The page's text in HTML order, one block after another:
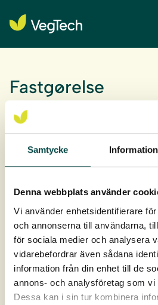
Samtycke Information
Denna webbplats använder
Vi använder enhetsidentifierare
och annonserna till användarna,
för sociala medier och analysera
vidarebefordrar även sådana
information från din enhet till de
annons- och analysföretag som vi
Dessa kan i sin tur kombinera
Fastgørelse
Fastgørelse bruges til GardLiner
stabilitet og form til bede og
Produktdata
Artikelnr 9-12542